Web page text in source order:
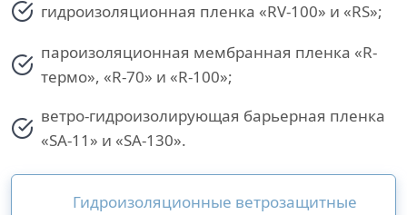
гидроизоляционная пленка «RV-100» и «RS»;
пароизоляционная мембранная пленка «R-
термо», «R-70» и «R-100»;
ветро-гидроизолирующая барьерная пленка
«SA-11» и «SA-130».
Гидроизоляционные ветрозащитные